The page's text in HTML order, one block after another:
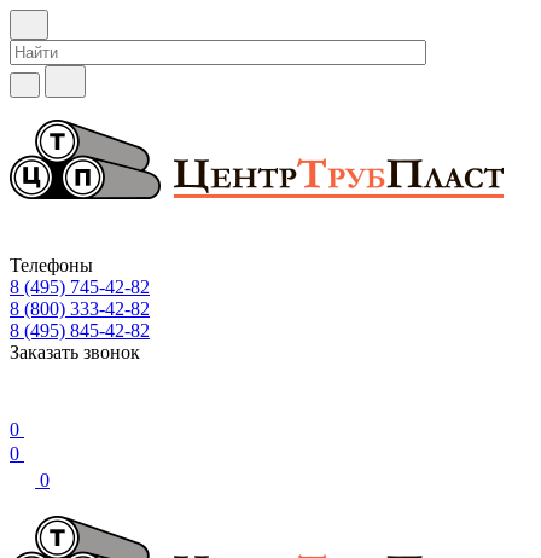
Телефоны
8 (495) 745-42-82
8 (800) 333-42-82
8 (495) 845-42-82
Заказать звонок
0
0
0